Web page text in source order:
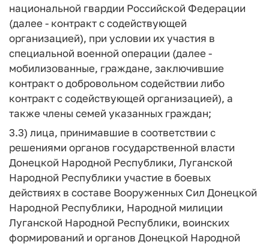
национальной гвардии Российской Федерации
(далее - контракт с содействующей
организацией), при условии их участия в
специальной военной операции (далее -
мобилизованные, граждане, заключившие
контракт о добровольном содействии либо
контракт с содействующей организацией), а
также члены семей указанных граждан;
3.3) лица, принимавшие в соответствии с
решениями органов государственной власти
Донецкой Народной Республики, Луганской
Народной Республики участие в боевых
действиях в составе Вооруженных Сил Донецкой
Народной Республики, Народной милиции
Луганской Народной Республики, воинских
формирований и органов Донецкой Народной